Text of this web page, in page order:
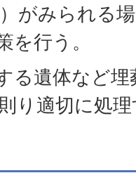
がみられる
を行う。
る遺体など
り適切に処